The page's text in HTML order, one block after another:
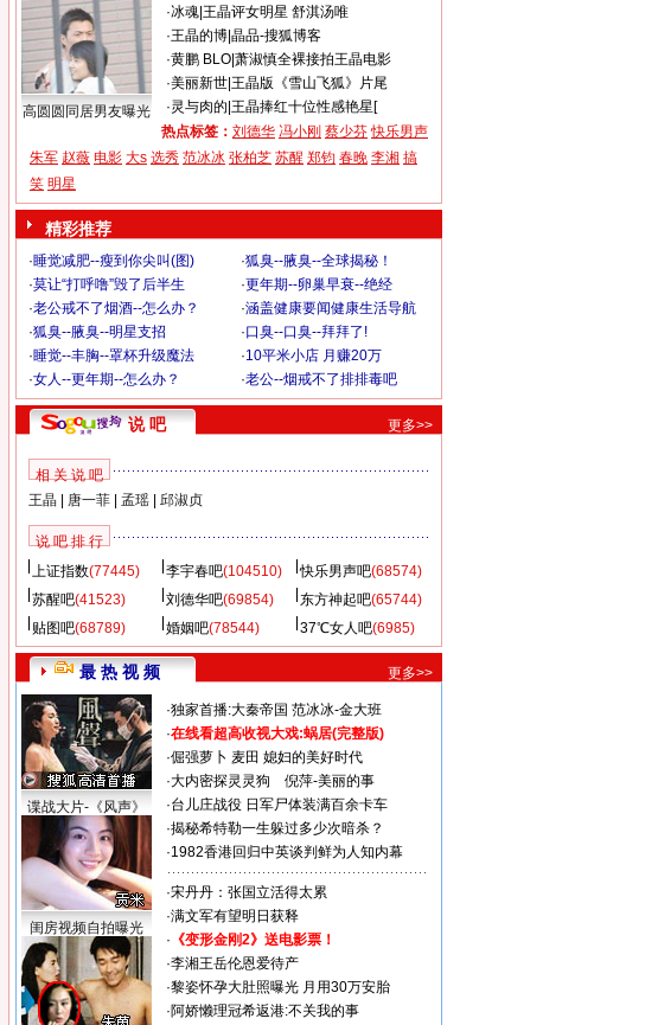
高圆圆同居男友曝光
·冰魂| 王晶评女明星 舒淇汤唯
·王晶的博| 晶品-搜狐博客
·黄鹏 BLO| 萧淑慎全裸接拍王晶电影
·美丽新世| 王晶版《雪山飞狐》片尾
·灵与肉的 王晶捧红十位性感艳星[
热点标签： 刘德华 冯小刚 蔡少芬 快乐男声
朱军 赵薇 电影 大s 选秀 范冰冰 张柏芝 苏醒 郑钧 春晚 李湘 搞
笑 明星
精彩推荐
·睡觉减肥--瘦到你尖叫(图) ·狐臭--腋臭--全球揭秘！
·莫让“打呼噜”毁了后半生 ·更年期--卵巢早衰--绝经
·老公戒不了烟酒--怎么办？ ·涵盖健康要闻健康生活导航
·狐臭--腋臭--明星支招 ·口臭--口臭--拜拜了!
·睡觉--丰胸--罩杯升级魔法 ·10平米小店 月赚20万
·女人--更年期--怎么办？ ·老公--烟戒不了排排毒吧
说 吧 更多>>
相 关 说 吧
王晶| 唐一菲| 孟瑶| 邱淑贞
说 吧 排 行
上证指数(77445) 李宇春吧(104510) 快乐男声吧(68574)
苏醒吧(41523) 刘德华吧(69854) 东方神起吧(65744)
贴图吧(68789) 婚姻吧(78544) 37℃女人吧(6985)
最 热 视 频 更多>>
谍战大片-《风声》
闺房视频自拍曝光
·独家首播:大秦帝国 范冰冰-金大班
·在线看超高收视大戏:蜗居(完整版)
·倔强萝卜 麦田 媳妇的美好时代
·大内密探灵灵狗
倪萍-美丽的事
·台儿庄战役 日军尸体装满百余卡车
·揭秘希特勒一生躲过多少次暗杀？
·1982香港回归中英谈判鲜为人知内幕
·宋丹丹：张国立活得太累
·满文军有望明日获释
· 《变形金刚2》送电影票！
·李湘王岳伦恩爱待产
·黎姿怀孕大肚照曝光 月用30万安胎
·阿娇懒理冠希返港:不关我的事